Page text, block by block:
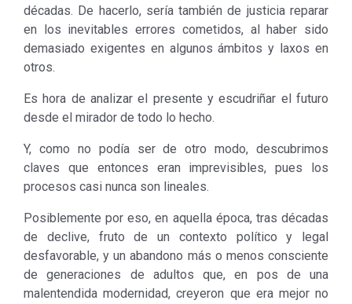
décadas. De hacerlo, sería también de justicia reparar
en los inevitables errores cometidos, al haber sido
demasiado exigentes en algunos ámbitos y laxos en
otros.
Es hora de analizar el presente y escudriñar el futuro
desde el mirador de todo lo hecho.
Y, como no podía ser de otro modo, descubrimos
claves que entonces eran imprevisibles, pues los
procesos casi nunca son lineales.
Posiblemente por eso, en aquella época, tras décadas
de declive, fruto de un contexto político y legal
desfavorable, y un abandono más o menos consciente
de generaciones de adultos que, en pos de una
malentendida modernidad, creyeron que era mejor no